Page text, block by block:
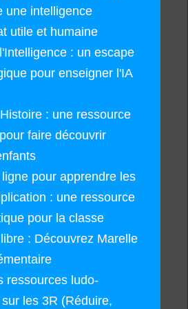
une intelligence
utile et humaine
: un escape
pour enseigner l'IA
: une ressource
faire découvrir
pour apprendre les
: une ressource
pour la classe
: Découvrez Marelle
ressources ludo-
les 3R (Réduire,